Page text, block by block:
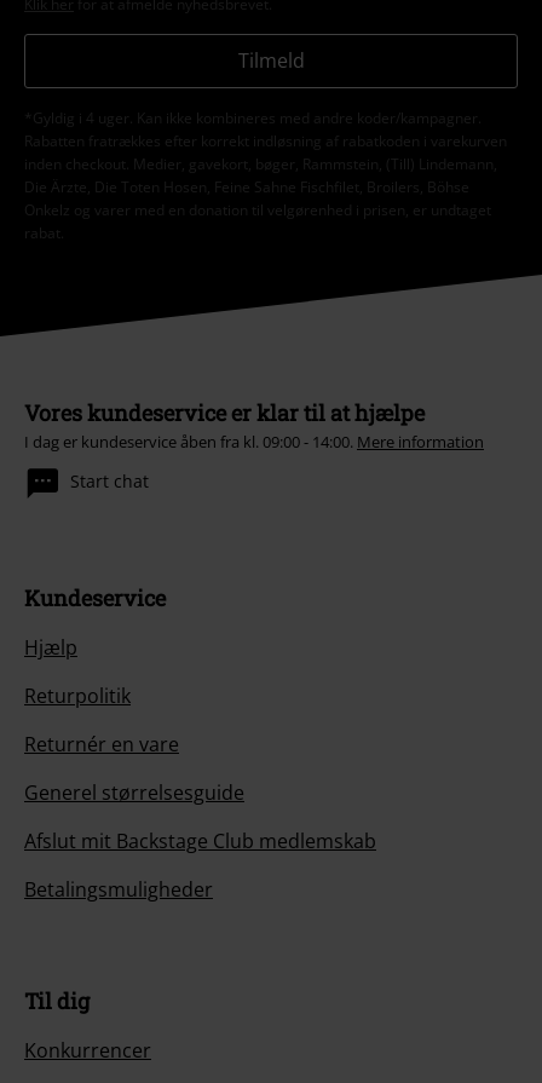
Tilmeld
*Gyldig i 4 uger. Kan ikke kombineres med andre koder/kampagner.
Rabatten fratrækkes efter korrekt indløsning af rabatkoden i varekurven
inden checkout. Medier, gavekort, bøger, Rammstein, (Till) Lindemann,
Die Ärzte, Die Toten Hosen, Feine Sahne Fischfilet, Broilers, Böhse
Onkelz og varer med en donation til velgørenhed i prisen, er undtaget
rabat.
Vores kundeservice er klar til at hjælpe
I dag er kundeservice åben fra kl. 09:00 - 14:00. Mere information
Start chat
Kundeservice
Hjælp
Returpolitik
Returnér en vare
Generel størrelsesguide
Afslut mit Backstage Club medlemskab
Betalingsmuligheder
Til dig
Konkurrencer